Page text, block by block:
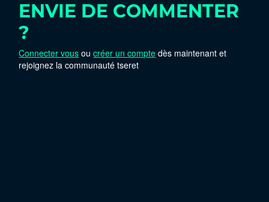
ENVIE DE COMMENTER
?
Connecter vous oucréer un compte dès maintenant et
rejoignez la communauté tseret